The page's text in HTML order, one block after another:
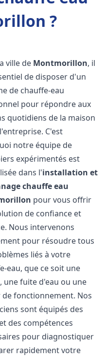
?
ville de Montmorillon, il
de disposer d'un
de chauffe-eau
pour répondre aux
quotidiens de la maison
C'est
notre équipe de
expérimentés est
dans l'installation et
chauffe eau
pour vous offrir
de confiance et
Nous intervenons
pour résoudre tous
liés à votre
eau, que ce soit une
une fuite d'eau ou une
fonctionnement. Nos
sont équipés des
des compétences
pour diagnostiquer
rapidement votre